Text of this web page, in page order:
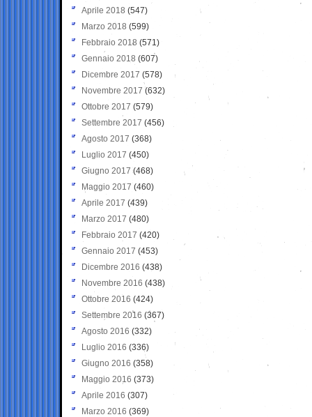
Aprile 2018 (547)
Marzo 2018 (599)
Febbraio 2018 (571)
Gennaio 2018 (607)
Dicembre 2017 (578)
Novembre 2017 (632)
Ottobre 2017 (579)
Settembre 2017 (456)
Agosto 2017 (368)
Luglio 2017 (450)
Giugno 2017 (468)
Maggio 2017 (460)
Aprile 2017 (439)
Marzo 2017 (480)
Febbraio 2017 (420)
Gennaio 2017 (453)
Dicembre 2016 (438)
Novembre 2016 (438)
Ottobre 2016 (424)
Settembre 2016 (367)
Agosto 2016 (332)
Luglio 2016 (336)
Giugno 2016 (358)
Maggio 2016 (373)
Aprile 2016 (307)
Marzo 2016 (369)